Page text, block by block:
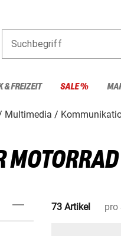
Suchbegriff
& FREIZEIT SALE %
Multimedia
73 Artikel pro